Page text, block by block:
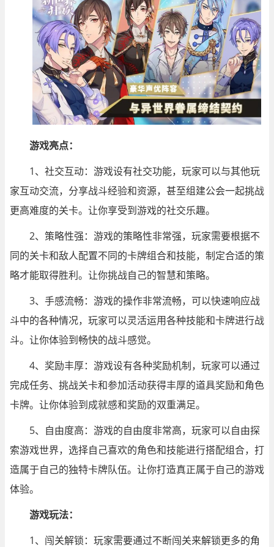
游戏亮点：
1、社交互动：游戏设有社交功能，玩家可以与其他玩
家互动交流，分享战斗经验和资源，甚至组建公会一起挑战
更高难度的关卡。让你享受到游戏的社交乐趣。
2、策略性强：游戏的策略性非常强，玩家需要根据不
同的关卡和敌人配置不同的卡牌组合和技能，制定合适的策
略才能取得胜利。让你挑战自己的智慧和策略。
3、手感流畅：游戏的操作非常流畅，可以快速响应战
斗中的各种情况，玩家可以灵活运用各种技能和卡牌进行战
斗。让你体验到畅快的战斗感觉。
4、奖励丰厚：游戏设有各种奖励机制，玩家可以通过
完成任务、挑战关卡和参加活动获得丰厚的道具奖励和角色
卡牌。让你体验到成就感和奖励的双重满足。
5、自由度高：游戏的自由度非常高，玩家可以自由探
索游戏世界，选择自己喜欢的角色和技能进行搭配组合，打
造属于自己的独特卡牌队伍。让你打造真正属于自己的游戏
体验。
游戏玩法：
1、闯关解锁：玩家需要通过不断闯关来解锁更多的角